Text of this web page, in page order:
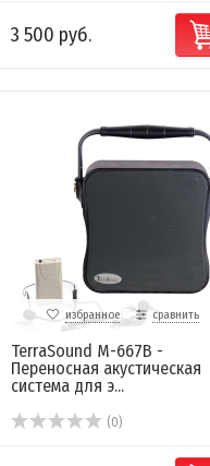
3 500 руб.
избранное сравнить
TerraSound M-667B -
Переносная акустическая
система для э...
(0)